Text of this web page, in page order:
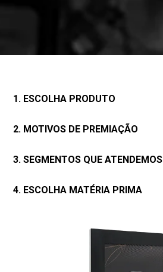
1. ESCOLHA PRODUTO
2. MOTIVOS DE PREMIAÇÃO
3. SEGMENTOS QUE ATENDEMOS
4. ESCOLHA MATÉRIA PRIMA